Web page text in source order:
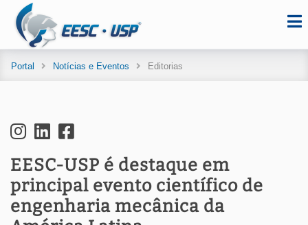
Portal Notícias e Eventos Editorias
EESC-USP é destaque em
principal evento científico de
engenharia mecânica da